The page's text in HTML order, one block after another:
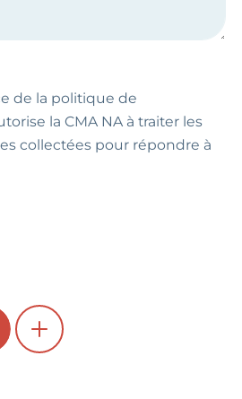
de la politique de
la CMA NA à traiter les
collectées pour répondre à
SHOW MORE